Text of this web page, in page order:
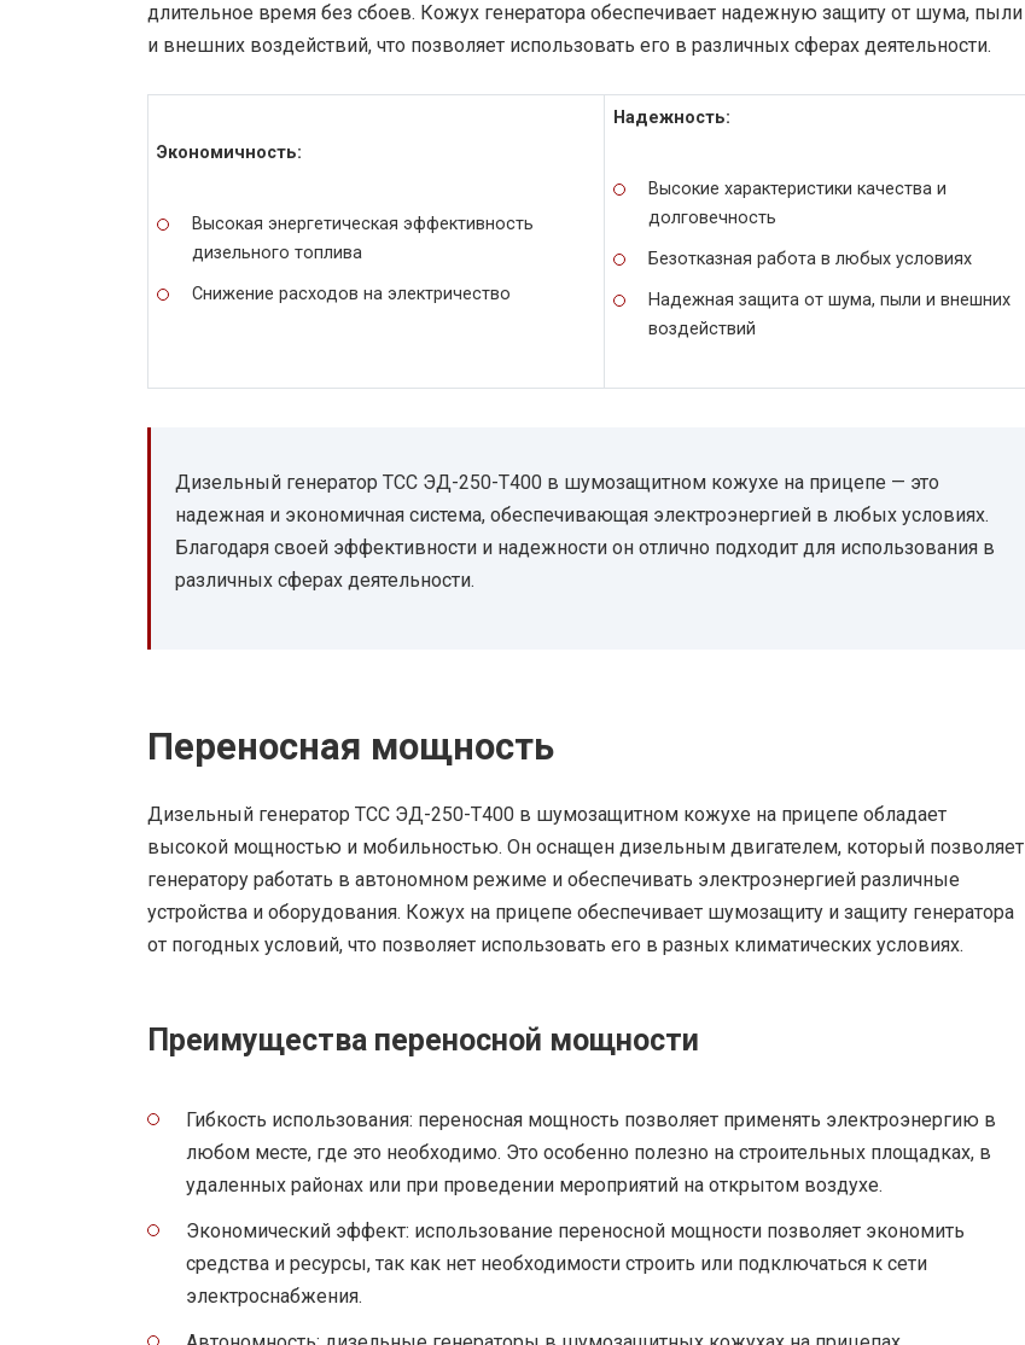
длительное время без сбоев. Кожух генератора обеспечивает надежную защиту от шума, пыли
и внешних воздействий, что позволяет использовать его в различных сферах деятельности.
Экономичность:
Высокая энергетическая эффективность
дизельного топлива
Снижение расходов на электричество
Надежность:
Высокие характеристики качества и
долговечность
Безотказная работа в любых условиях
Надежная защита от шума, пыли и внешних
воздействий
Дизельный генератор ТСС ЭД-250-Т400 в шумозащитном кожухе на прицепе — это
надежная и экономичная система, обеспечивающая электроэнергией в любых условиях.
Благодаря своей эффективности и надежности он отлично подходит для использования в
различных сферах деятельности.
Переносная мощность
Дизельный генератор ТСС ЭД-250-Т400 в шумозащитном кожухе на прицепе обладает
высокой мощностью и мобильностью. Он оснащен дизельным двигателем, который позволяет
генератору работать в автономном режиме и обеспечивать электроэнергией различные
устройства и оборудования. Кожух на прицепе обеспечивает шумозащиту и защиту генератора
от погодных условий, что позволяет использовать его в разных климатических условиях.
Преимущества переносной мощности
Гибкость использования: переносная мощность позволяет применять электроэнергию в
любом месте, где это необходимо. Это особенно полезно на строительных площадках, в
удаленных районах или при проведении мероприятий на открытом воздухе.
Экономический эффект: использование переносной мощности позволяет экономить
средства и ресурсы, так как нет необходимости строить или подключаться к сети
электроснабжения.